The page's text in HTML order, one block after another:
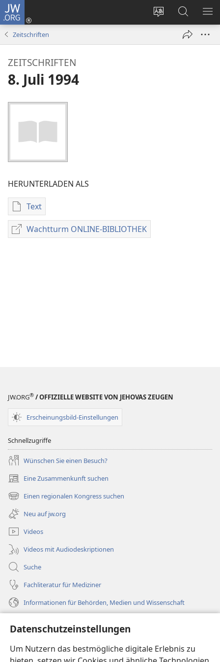
Datenschutzeinstellungen
Um Nutzern das bestmögliche digitale Erlebnis zu
JW.ORG
Websitesprache
ändern
Anmelden
(öffnet
Suche
Zeitschriften
ZEITSCHRIFTEN
8. Juli 1994
HERUNTERLADEN ALS
Text
Downloadoptionen
für
Veröffentlichungen
Wachtturm ONLINE-BIBLIOTHEK
Wachtturm
JW.ORG® / OFFIZIELLE WEBSITE VON JEHOVAS ZEUGEN
Erscheinungsbild-Einstellungen
Schnellzugriffe
Wünschen Sie einen Besuch?
Eine Zusammenkunft suchen
(öffnet
neues
Fenster)
Einen regionalen Kongress suchen
(öffnet
neues
Fenster)
Neu auf jw.org
Videos
Videos mit Audiodeskriptionen
Suche
Fachliteratur für Mediziner
Informationen für Behörden, Medien und Wissenschaft
Spenden
(öffnet
neues